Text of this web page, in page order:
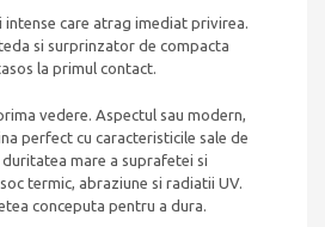
intense care atrag imediat privirea.
si surprinzator de compacta
la primul contact.
vedere. Aspectul sau modern,
perfect cu caracteristicile sale de
mare a suprafetei si
termic, abraziune si radiatii UV.
conceputa pentru a dura.